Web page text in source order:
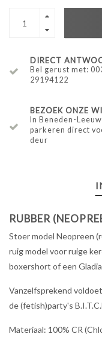
DIRECT
Bel gerust met:
29194122
BEZOEK ONZE
In Beneden-
parkeren direct
deur
RUBBER
Stoer model Neopreen
ruig model voor ruige
boxershort of een
Vanzelfsprekend
de (fetish)party's
Materiaal: 100% CR